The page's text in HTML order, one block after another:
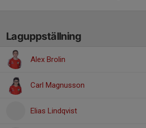
Laguppställning
Alex Brolin
Carl Magnusson
Elias Lindqvist